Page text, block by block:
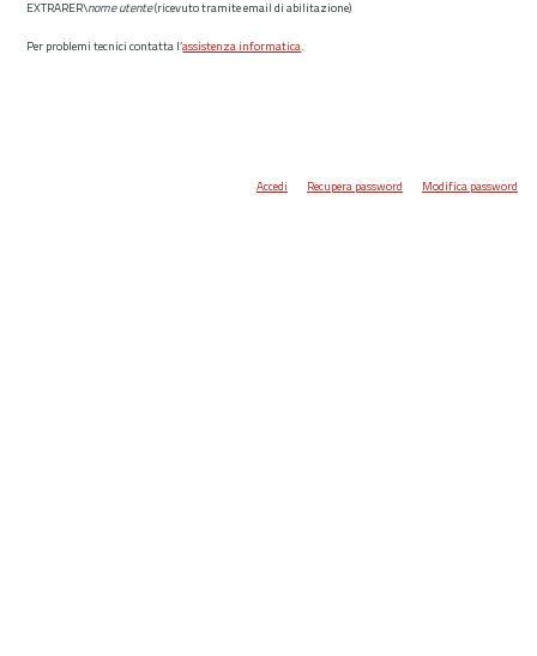
EXTRARER\nome utente(ricevuto tramite email di abilitazione)
Per problemi tecnici contatta l’assistenza informatica.
Accedi Recupera password Modifica password